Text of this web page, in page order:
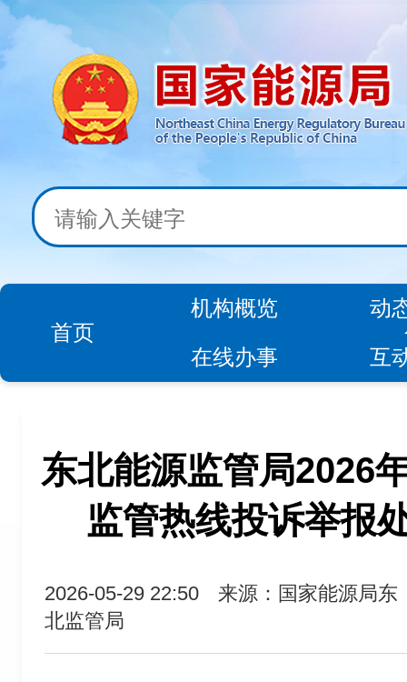
首页
机构概览
动
在线办事
互
东北能源监管局2026
监管热线投诉举报
2026-05-29 22:50
来源：国家能源局东
北监管局